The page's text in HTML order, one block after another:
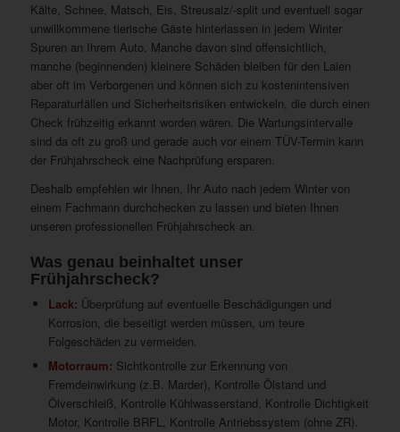
Kälte, Schnee, Matsch, Eis, Streusalz/-split und eventuell sogar
unwillkommene tierische Gäste hinterlassen in jedem Winter
Spuren an Ihrem Auto. Manche davon sind offensichtlich,
manche (beginnenden) kleinere Schäden bleiben für den Laien
aber oft im Verborgenen und können sich zu kostenintensiven
Reparaturfällen und Sicherheitsrisiken entwickeln, die durch einen
Check frühzeitig erkannt worden wären. Die Wartungsintervalle
sind da oft zu groß und gerade auch vor einem TÜV-Termin kann
der Frühjahrscheck eine Nachprüfung ersparen.
Deshalb empfehlen wir Ihnen, Ihr Auto nach jedem Winter von
einem Fachmann durchchecken zu lassen und bieten Ihnen
unseren professionellen Frühjahrscheck an.
Was genau beinhaltet unser
Frühjahrscheck?
Lack: Überprüfung auf eventuelle Beschädigungen und
Korrosion, die beseitigt werden müssen, um teure
Folgeschäden zu vermeiden.
Motorraum: Sichtkontrolle zur Erkennung von
Fremdeinwirkung (z.B. Marder), Kontrolle Ölstand und
Ölverschleiß, Kontrolle Kühlwasserstand, Kontrolle Dichtigkeit
Motor, Kontrolle BRFL, Kontrolle Antriebssystem (ohne ZR).